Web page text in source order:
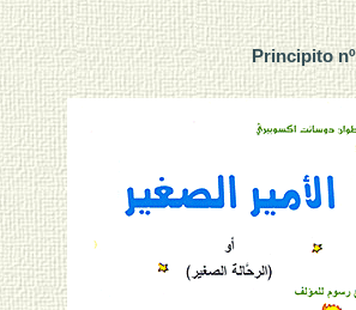
Principito